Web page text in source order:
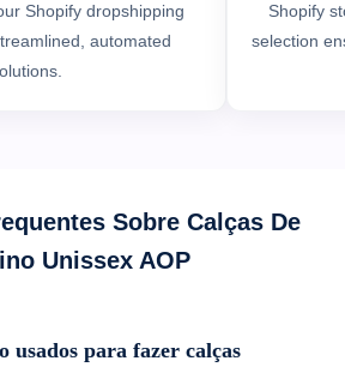
Shopify dropshipping
automated
Shopify
selection
Sobre Calças De
Unissex AOP
usados para fazer calças